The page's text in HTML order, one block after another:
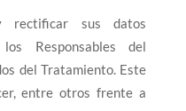
rectificar sus datos
Responsables del
del Tratamiento. Este
entre otros frente a